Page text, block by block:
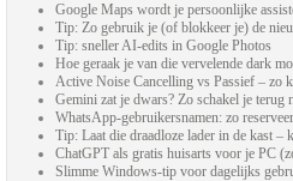
Google Maps wordt je persoonlijke
Tip: Zo gebruik je (of blokkeer je) de
Tip: sneller AI-edits in Google Photos
Hoe geraak je van die vervelende dark
Active Noise Cancelling vs Passief – zo
Gemini zat je dwars? Zo schakel je terug
WhatsApp-gebruikersnamen: zo
Tip: Laat die draadloze lader in de kast –
ChatGPT als gratis huisarts voor je PC
Slimme Windows-tip voor dagelijks